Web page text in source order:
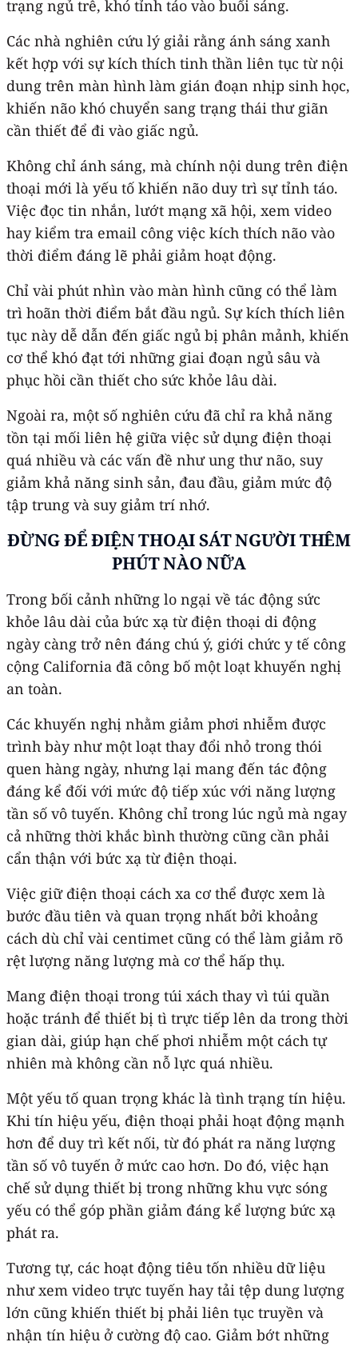
trạng ngủ trễ, khó tỉnh táo vào buổi sáng.
Các nhà nghiên cứu lý giải rằng ánh sáng xanh
kết hợp với sự kích thích tinh thần liên tục từ nội
dung trên màn hình làm gián đoạn nhịp sinh học,
khiến não khó chuyển sang trạng thái thư giãn
cần thiết để đi vào giấc ngủ.
Không chỉ ánh sáng, mà chính nội dung trên điện
thoại mới là yếu tố khiến não duy trì sự tỉnh táo.
Việc đọc tin nhắn, lướt mạng xã hội, xem video
hay kiểm tra email công việc kích thích não vào
thời điểm đáng lẽ phải giảm hoạt động.
Chỉ vài phút nhìn vào màn hình cũng có thể làm
trì hoãn thời điểm bắt đầu ngủ. Sự kích thích liên
tục này dễ dẫn đến giấc ngủ bị phân mảnh, khiến
cơ thể khó đạt tới những giai đoạn ngủ sâu và
phục hồi cần thiết cho sức khỏe lâu dài.
Ngoài ra, một số nghiên cứu đã chỉ ra khả năng
tồn tại mối liên hệ giữa việc sử dụng điện thoại
quá nhiều và các vấn đề như ung thư não, suy
giảm khả năng sinh sản, đau đầu, giảm mức độ
tập trung và suy giảm trí nhớ.
ĐỪNG ĐỂ ĐIỆN THOẠI SÁT NGƯỜI THÊM
PHÚT NÀO NỮA
Trong bối cảnh những lo ngại về tác động sức
khỏe lâu dài của bức xạ từ điện thoại di động
ngày càng trở nên đáng chú ý, giới chức y tế công
cộng California đã công bố một loạt khuyến nghị
an toàn.
Các khuyến nghị nhằm giảm phơi nhiễm được
trình bày như một loạt thay đổi nhỏ trong thói
quen hàng ngày, nhưng lại mang đến tác động
đáng kể đối với mức độ tiếp xúc với năng lượng
tần số vô tuyến. Không chỉ trong lúc ngủ mà ngay
cả những thời khắc bình thường cũng cần phải
cẩn thận với bức xạ từ điện thoại.
Việc giữ điện thoại cách xa cơ thể được xem là
bước đầu tiên và quan trọng nhất bởi khoảng
cách dù chỉ vài centimet cũng có thể làm giảm rõ
rệt lượng năng lượng mà cơ thể hấp thụ.
Mang điện thoại trong túi xách thay vì túi quần
hoặc tránh để thiết bị tì trực tiếp lên da trong thời
gian dài, giúp hạn chế phơi nhiễm một cách tự
nhiên mà không cần nỗ lực quá nhiều.
Một yếu tố quan trọng khác là tình trạng tín hiệu.
Khi tín hiệu yếu, điện thoại phải hoạt động mạnh
hơn để duy trì kết nối, từ đó phát ra năng lượng
tần số vô tuyến ở mức cao hơn. Do đó, việc hạn
chế sử dụng thiết bị trong những khu vực sóng
yếu có thể góp phần giảm đáng kể lượng bức xạ
phát ra.
Tương tự, các hoạt động tiêu tốn nhiều dữ liệu
như xem video trực tuyến hay tải tệp dung lượng
lớn cũng khiến thiết bị phải liên tục truyền và
nhận tín hiệu ở cường độ cao. Giảm bớt những